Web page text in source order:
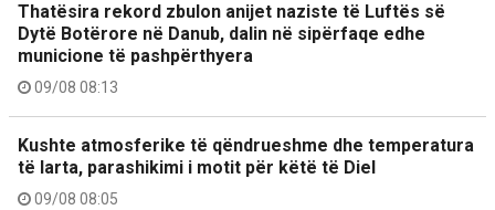
Thatësira rekord zbulon anijet naziste të Luftës së
Dytë Botërore në Danub, dalin në sipërfaqe edhe
municione të pashpërthyera
09/08 08:13
Kushte atmosferike të qëndrueshme dhe temperatura
të larta, parashikimi i motit për këtë të Diel
09/08 08:05